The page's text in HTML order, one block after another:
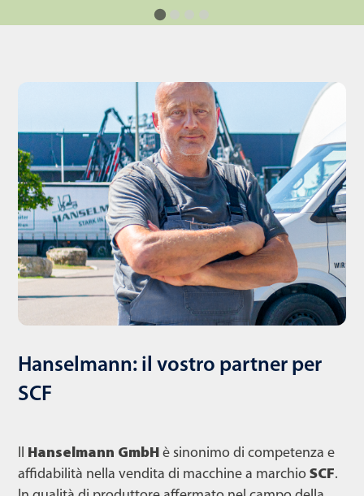
Hanselmann: il vostro partner per
SCF
Il Hanselmann GmbH è sinonimo di competenza e
affidabilità nella vendita di macchine a marchio SCF.